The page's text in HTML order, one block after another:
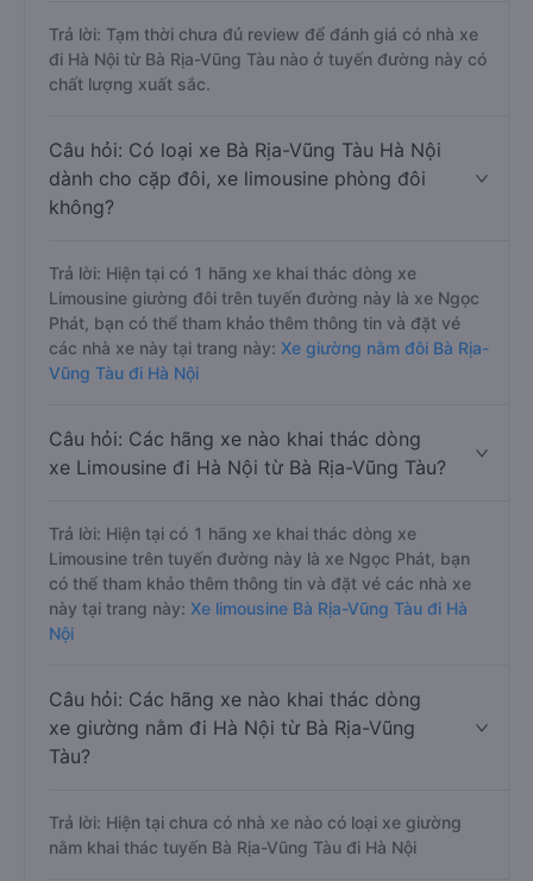
Trả lời: Tạm thời chưa đủ review để đánh giá có nhà xe
đi Hà Nội từ Bà Rịa-Vũng Tàu nào ở tuyến đường này có
chất lượng xuất sắc.
Câu hỏi: Có loại xe Bà Rịa-Vũng Tàu Hà Nội
dành cho cặp đôi, xe limousine phòng đôi
không?
Trả lời: Hiện tại có 1 hãng xe khai thác dòng xe
Limousine giường đôi trên tuyến đường này là xe Ngọc
Phát, bạn có thể tham khảo thêm thông tin và đặt vé
các nhà xe này tại trang này: Xe giường nằm đôi Bà Rịa-
Vũng Tàu đi Hà Nội
Câu hỏi: Các hãng xe nào khai thác dòng
xe Limousine đi Hà Nội từ Bà Rịa-Vũng Tàu?
Trả lời: Hiện tại có 1 hãng xe khai thác dòng xe
Limousine trên tuyến đường này là xe Ngọc Phát, bạn
có thể tham khảo thêm thông tin và đặt vé các nhà xe
này tại trang này: Xe limousine Bà Rịa-Vũng Tàu đi Hà
Nội
Câu hỏi: Các hãng xe nào khai thác dòng
xe giường nằm đi Hà Nội từ Bà Rịa-Vũng
Tàu?
Trả lời: Hiện tại chưa có nhà xe nào có loại xe giường
nằm khai thác tuyến Bà Rịa-Vũng Tàu đi Hà Nội